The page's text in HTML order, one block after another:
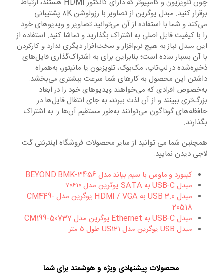
به اشتراک بگذارند.
چون تلویزیون و کامپیوتر که دارای کانکتور HDMI هستند، ارتباط
برقرار کنید. مبدل یوگرین از تصاویر با رزولوشن ۸K پشتیبانی
می‌کند و شما با استفاده از آن می‌توانید تصاویر و ویدیوهای خود
را با کیفیت فایل اصلی به اشتراک بگذارید و تماشا کنید. استفاده از
این مبدل نیاز به هیچ نرم‌افزار و سخت‌افزار دیگری ندارد و کارکردن
با آن بسیار ساده است؛ بنابراین برای به اشتراک‌گذاری فایل‌های
ذخیره‌شده در لپ‌تاپ، مک‌بوک، تلویزیون یا مانیتور، به‌همراه
داشتن این محصول به کارهای شما سرعت بیشتری می‌بخشد.
به‌خصوص افرادی که می‌خواهند ویدیوهای خود را در ابعاد
بزرگ‌تری ببینند و از آن لذت ببرند، به‌ جای انتقال فایل‌ها در
حافظه‌های گوناگون می‌توانند به‌‌طور مستقیم آن‌ها را به اشتراک
بگذارند.
همچنین شما می توانید از سایر محصولات فروشگاه اینترنتی گت
لاجی دیدن نمایید.
کیبورد و ماوس با سیم بیاند مدل BEYOND BMK-3456
مبدل USB-C به SATA یوگرین مدل ۷۰۶۱۰
مبدل USB 3.0 به HDMI / VGA یوگرین مدل CM449-
20518
مبدل USB-C به Ethernet یوگرین مدل CM199-50737
مبدل USB یوگرین مدل US121 طول ۵ متر
محصولات پیشنهادی ویژه و هوشمند برای شما